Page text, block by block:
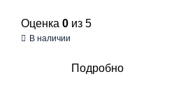
Оценка 0 из 5
В наличии
Подробно